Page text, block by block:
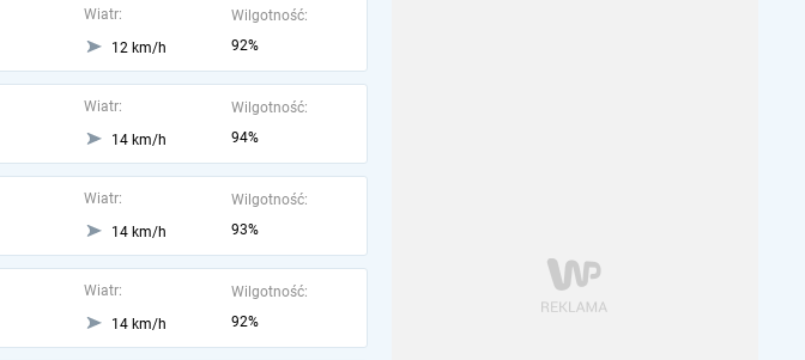
Wiatr:
12 km/h
Wilgotność:
92%
Wiatr:
14 km/h
Wilgotność:
94%
Wiatr:
14 km/h
Wilgotność:
93%
Wiatr:
14 km/h
Wilgotność:
92%